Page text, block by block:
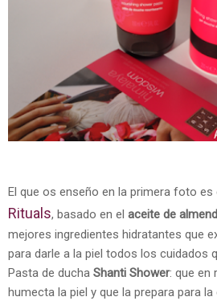
El que os enseño en la primera foto es
Rituals, basado en el aceite de
mejores ingredientes hidratantes que
para darle a la piel todos los cuidados
Pasta de ducha Shanti Shower: que en
humecta la piel y que la prepara para